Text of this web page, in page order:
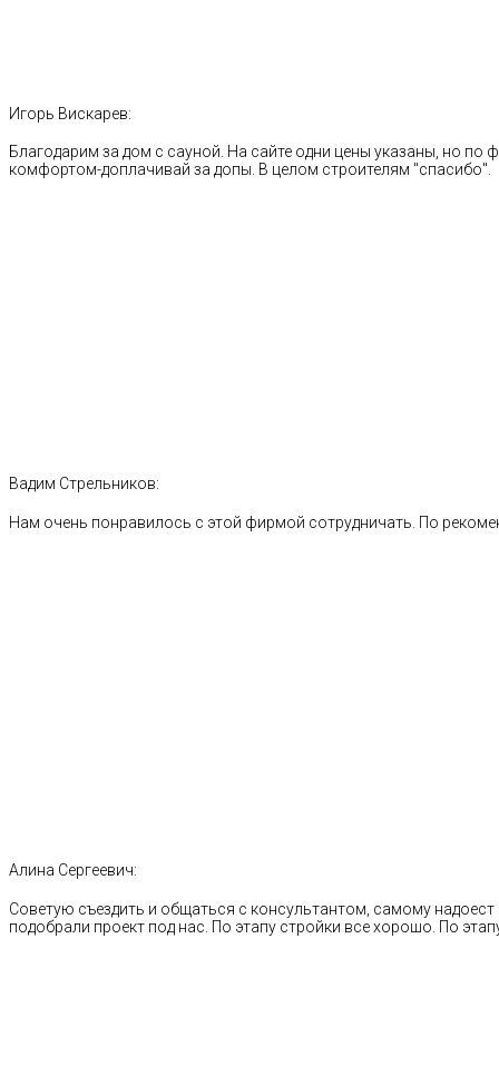
Игорь Вискарев:
Благодарим за дом с сауной. На сайте одни цены указаны, но по
комфортом-доплачивай за допы. В целом строителям "спасибо".
Вадим Стрельников:
Нам очень понравилось с этой фирмой сотрудничать. По
Алина Сергеевич:
Советую съездить и общаться с консультантом, самому
подобрали проект под нас. По этапу стройки все хорошо. По